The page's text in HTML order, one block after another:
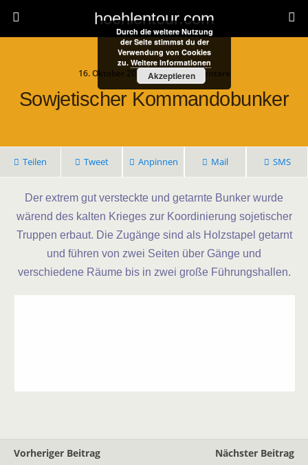
hoehlentour.com
16. Oktober 2021 • Keine Kommentare
Sowjetischer Kommandobunker
Teilen Tweet Anpinnen Mail SMS
Der extrem gut versteckte und getarnte Bunker wurde
wärend des kalten Krieges zur Koordinierung sojetischer
Truppen erbaut. Die Zugänge sind als Holzstapel getarnt
und führen von zwei Seiten über Gänge und
verschiedene Räume bis in zwei große Führungshallen.
Vorheriger Beitrag
Nächster Beitrag
Durch die weitere Nutzung
der Seite stimmst du der
Verwendung von Cookies
zu. Weitere Informationen
Akzeptieren